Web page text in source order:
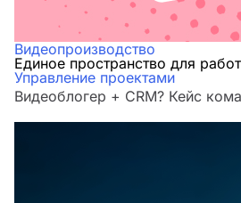
Видеопроизводство
Единое пространство для
Управление проектами
Видеоблогер + CRM? Кейс